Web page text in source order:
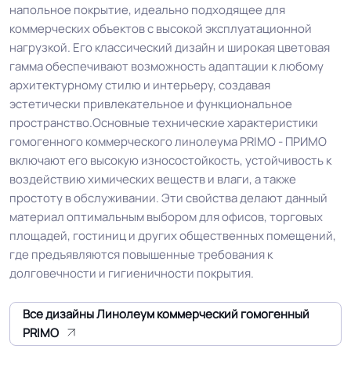
Класс 34+/43+ кл.
Группа истираемости Группа F
Устойчивость к химии Отличная
Особенности
коллекции
Высокая устойчивость на
истирание
Защитный слой 2.00 мм (2000) мкм
Допуск изменения
+-10% мкм
Допуск изменения
линейных размеров
напольное покрытие, идеально подходящее для
коммерческих объектов с высокой эксплуатационной
нагрузкой. Его классический дизайн и широкая цветовая
гамма обеспечивают возможность адаптации к любому
архитектурному стилю и интерьеру, создавая
эстетически привлекательное и функциональное
пространство.Основные технические характеристики
гомогенного коммерческого линолеума PRIMO - ПРИМО
включают его высокую износостойкость, устойчивость к
воздействию химических веществ и влаги, а также
простоту в обслуживании. Эти свойства делают данный
материал оптимальным выбором для офисов, торговых
площадей, гостиниц и других общественных помещений,
где предъявляются повышенные требования к
долговечности и гигиеничности покрытия.
Все дизайны Линолеум коммерческий гомогенный
PRIMO